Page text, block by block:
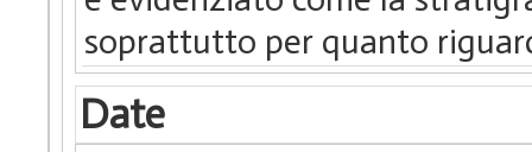
soprattutto per quanto
Date